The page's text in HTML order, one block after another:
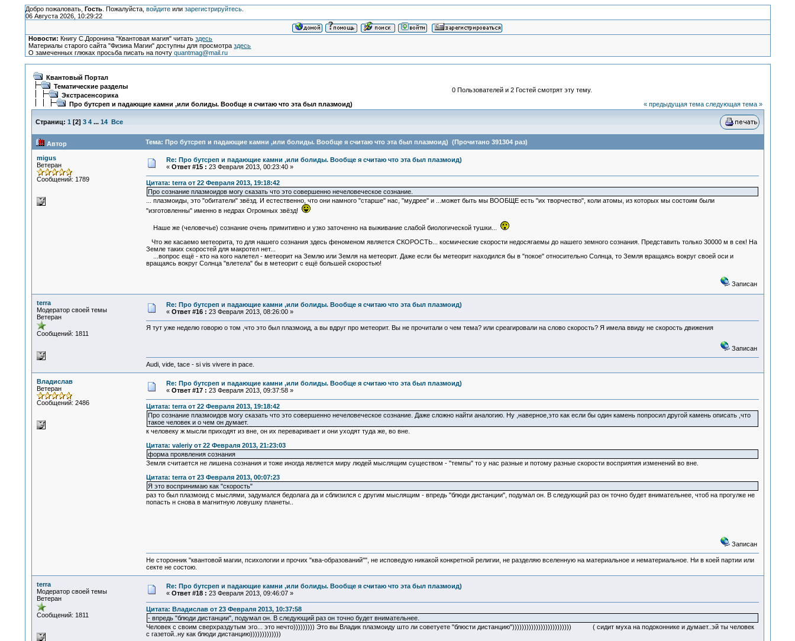
Добро пожаловать, Гость. Пожалуйста, войдитеили зарегистрируйтесь.
06 Августа 2026, 10:29:22
Новости: Книгу С.Доронина "Квантовая магия" читатьздесь
Материалы старого сайта "Физика Магии" доступны для просмотраздесь
О замеченных глюках просьба писать на почтуquantmag@mail.ru
Квантовый Портал
Тематические разделы
Экстрасенсорика
Про бутсреп и падающие камни ,или болиды. Вообще я считаю что эта был плазмоид)
0 Пользователей и 2 Гостей смотрят эту тему.
« предыдущая тема следующая тема »
Страниц: 1 [2] 3 4 ... 14 Все
Автор Тема: Про бутсреп и падающие камни ,или болиды. Вообще я считаю что эта был плазмоид) (Прочитано 391304 раз)
migus
Ветеран
Сообщений: 1789
Re: Про бутсреп и падающие камни ,или болиды. Вообще я считаю что эта был плазмоид)
« Ответ #15 : 23 Февраля 2013, 00:23:40 »
Цитата: terra от 22 Февраля 2013, 19:18:42
Про сознание плазмоидов могу сказать что это совершенно нечеловеческое сознание.
... плазмоиды, это "обитатели" звёзд. И естественно, что они намного "старше" нас, "мудрее" и ...может быть мы ВООБЩЕ есть "их творчество", коли атомы, из которых мы состоим были
"изготовленны" именно в недрах Огромных звёзд!
Наше же (человечье) сознание очень примитивно и узко заточенно на выживание слабой биологической тушки...
Что же касаемо метеорита, то для нашего сознания здесь феноменом является СКОРОСТЬ... космические скорости недосягаемы до нашего земного сознания. Представить только 30000 м в сек! На
Земле таких скоростей для макротел нет...
...вопрос ещё - кто на кого налетел - метеорит на Землю или Земля на метеорит. Даже если бы метеорит находился бы в "покое" относительно Солнца, то Земля вращаясь вокруг своей оси и
вращаясь вокруг Солнца "влетела" бы в метеорит с ещё большей скоростью!
Записан
terra
Модератор своей темы
Ветеран
Сообщений: 1811
Re: Про бутсреп и падающие камни ,или болиды. Вообще я считаю что эта был плазмоид)
« Ответ #16 : 23 Февраля 2013, 08:26:00 »
Я тут уже неделю говорю о том ,что это был плазмоид, а вы вдруг про метеорит. Вы не прочитали о чем тема? или среагировали на слово скорость? Я имела ввиду не скорость движения
Записан
Audi, vide, tace - si vis vivere in pace.
Владислав
Ветеран
Сообщений: 2486
Re: Про бутсреп и падающие камни ,или болиды. Вообще я считаю что эта был плазмоид)
« Ответ #17 : 23 Февраля 2013, 09:37:58 »
Цитата: terra от 22 Февраля 2013, 19:18:42
Про сознание плазмоидов могу сказать что это совершенно нечеловеческое сознание. Даже сложно найти аналогию. Ну ,наверное,это как если бы один камень попросил другой камень описать ,что
такое человек и о чем он думает.
к человеку ж мысли приходят из вне, он их переваривает и они уходят туда же, во вне.
Цитата: valeriy от 22 Февраля 2013, 21:23:03
форма проявления сознания
Земля считается не лишена сознания и тоже иногда является миру людей мыслящим существом - "темпы" то у нас разные и потому разные скорости восприятия изменений во вне.
Цитата: terra от 23 Февраля 2013, 00:07:23
Я это воспринимаю как "скорость"
раз то был плазмоид с мыслями, задумался бедолага да и сблизился с другим мыслящим - впредь "блюди дистанции", подумал он. В следующий раз он точно будет внимательнее, чтоб на прогулке не
попасть н снова в магнитную ловушку планеты..
Записан
Не сторонник "квантовой магии, психологии и прочих "ква-образований"", не исповедую никакой конкретной религии, не разделяю вселенную на материальное и нематериальное. Ни в коей партии или
секте не состою.
terra
Модератор своей темы
Ветеран
Сообщений: 1811
Re: Про бутсреп и падающие камни ,или болиды. Вообще я считаю что эта был плазмоид)
« Ответ #18 : 23 Февраля 2013, 09:46:07 »
Цитата: Владислав от 23 Февраля 2013, 10:37:58
- впредь "блюди дистанции", подумал он. В следующий раз он точно будет внимательнее.
Человек с своим сверхраздутым эго... это нечто))))))))) Это вы Владик плазмоиду што ли советуете "блюсти дистанцию"))))))))))))))))))))))))) ( сидит муха на подоконнике и думает..эй ты человек
с газетой..ну как блюди дистанцию)))))))))))))